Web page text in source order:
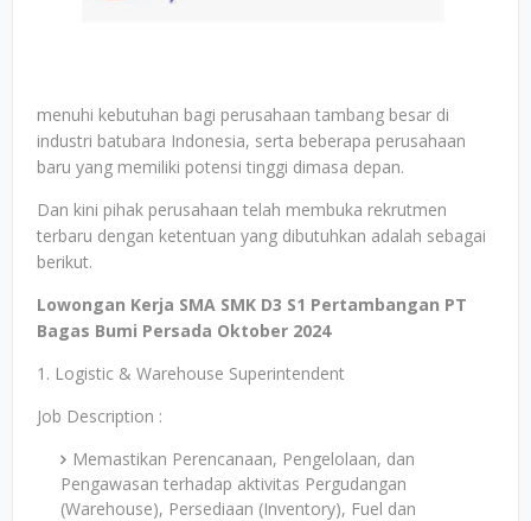
menuhi kebutuhan bagi perusahaan tambang besar di
industri batubara Indonesia, serta beberapa perusahaan
baru yang memiliki potensi tinggi dimasa depan.
Dan kini pihak perusahaan telah membuka rekrutmen
terbaru dengan ketentuan yang dibutuhkan adalah sebagai
berikut.
Lowongan Kerja SMA SMK D3 S1 Pertambangan PT
Bagas Bumi Persada Oktober 2024
1. Logistic & Warehouse Superintendent
Job Description :
Memastikan Perencanaan, Pengelolaan, dan
Pengawasan terhadap aktivitas Pergudangan
(Warehouse), Persediaan (Inventory), Fuel dan